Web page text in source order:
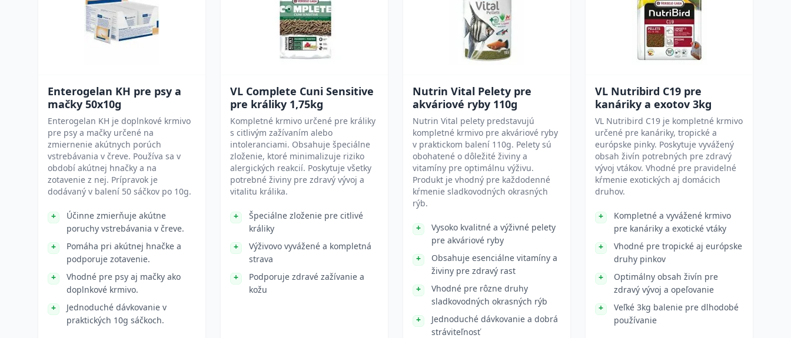
Enterogelan KH pre psy a
mačky 50x10g
Enterogelan KH je doplnkové krmivo
pre psy a mačky určené na
zmiernenie akútnych porúch
vstrebávania v čreve. Používa sa v
období akútnej hnačky a na
zotavenie z nej. Prípravok je
dodávaný v balení 50 sáčkov po 10g.
Účinne zmierňuje akútne
poruchy vstrebávania v čreve.
Pomáha pri akútnej hnačke a
podporuje zotavenie.
Vhodné pre psy aj mačky ako
doplnkové krmivo.
Jednoduché dávkovanie v
praktických 10g sáčkoch.
VL Complete Cuni Sensitive
pre králiky 1,75kg
Kompletné krmivo určené pre králiky
s citlivým zažívaním alebo
intoleranciami. Obsahuje špeciálne
zloženie, ktoré minimalizuje riziko
alergických reakcií. Poskytuje všetky
potrebné živiny pre zdravý vývoj a
vitalitu králika.
Špeciálne zloženie pre citlivé
králiky
Výživovo vyvážené a kompletná
strava
Podporuje zdravé zažívanie a
kožu
Nutrin Vital Pelety pre
akváriové ryby 110g
Nutrin Vital pelety predstavujú
kompletné krmivo pre akváriové ryby
v praktickom balení 110g. Pelety sú
obohatené o dôležité živiny a
vitamíny pre optimálnu výživu.
Produkt je vhodný pre každodenné
kŕmenie sladkovodných okrasných
rýb.
Vysoko kvalitné a výživné pelety
pre akváriové ryby
Obsahuje esenciálne vitamíny a
živiny pre zdravý rast
Vhodné pre rôzne druhy
sladkovodných okrasných rýb
Jednoduché dávkovanie a dobrá
stráviteľnosť
VL Nutribird C19 pre
kanáriky a exotov 3kg
VL Nutribird C19 je kompletné krmivo
určené pre kanáriky, tropické a
európske pinky. Poskytuje vyvážený
obsah živín potrebných pre zdravý
vývoj vtákov. Vhodné pre pravidelné
kŕmenie exotických aj domácich
druhov.
Kompletné a vyvážené krmivo
pre kanáriky a exotické vtáky
Vhodné pre tropické aj európske
druhy pinkov
Optimálny obsah živín pre
zdravý vývoj a opeľovanie
Veľké 3kg balenie pre dlhodobé
používanie